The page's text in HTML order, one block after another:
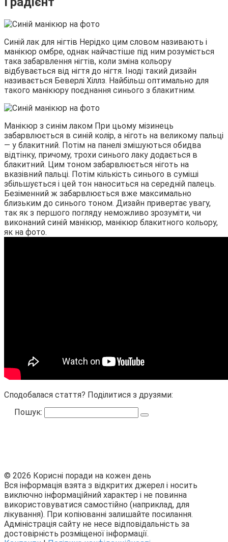
Синій лак для нігтів Нерідко цим словом називають і
манікюр омбре, однак найчастіше під ним розуміється
така забарвлення нігтів, коли зміна кольору
відбувається від нігтя до нігтя. Іноді такий дизайн
називається Беверлі Хіллз. Найбільш оптимально для
такого манікюру поєднання синього з блакитним.
Манікюр з синім лаком При цьому мізинець
забарвлюється в синій колір, а ніготь на великому пальці
— у блакитний. Потім на панелі змішуються обидва
відтінку, причому, трохи синього лаку додається в
блакитний. Цим тоном забарвлюється ніготь на
вказівний пальці. Потім кількість синього в суміші
збільшується і цей тон наноситься на середній палець.
Безіменний ж забарвлюється вже максимально
близьким до синього тоном. Дизайн привертає увагу,
так як з першого погляду неможливо зрозуміти, чи
виконаний синій манікюр, манікюр блакитного кольору,
як на фото.
Сподобалася стаття? Поділитися з друзями:
Пошук:
© 2026 Корисні поради на кожен день
Вся інформація взята з відкритих джерел і носить
виключно інформаційний характер і не повинна
використовуватися самостійно (наприклад, для
лікування). При копіюванні залишайте посилання.
Адміністрація сайту не несе відповідальність за
достовірність розміщеної інформації.